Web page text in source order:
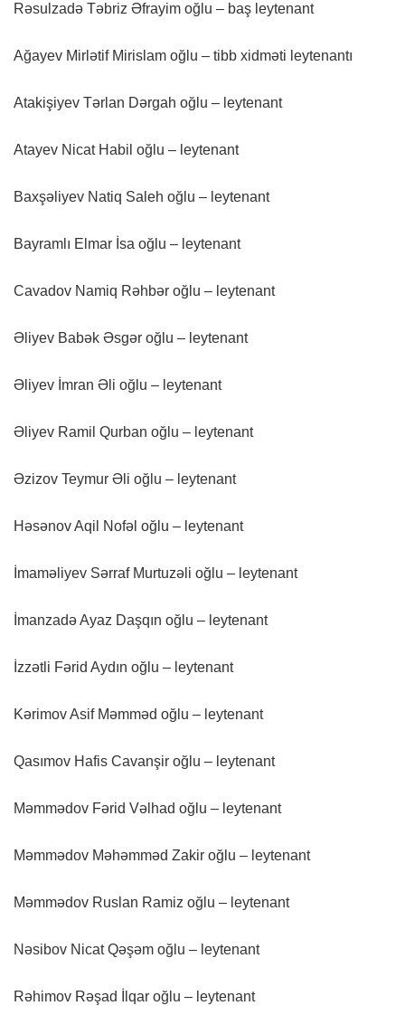
Rəsulzadə Təbriz Əfrayim oğlu – baş leytenant
Ağayev Mirlətif Mirislam oğlu – tibb xidməti leytenantı
Atakişiyev Tərlan Dərgah oğlu – leytenant
Atayev Nicat Habil oğlu – leytenant
Baxşəliyev Natiq Saleh oğlu – leytenant
Bayramlı Elmar İsa oğlu – leytenant
Cavadov Namiq Rəhbər oğlu – leytenant
Əliyev Babək Əsgər oğlu – leytenant
Əliyev İmran Əli oğlu – leytenant
Əliyev Ramil Qurban oğlu – leytenant
Əzizov Teymur Əli oğlu – leytenant
Həsənov Aqil Nofəl oğlu – leytenant
İmaməliyev Sərraf Murtuzəli oğlu – leytenant
İmanzadə Ayaz Daşqın oğlu – leytenant
İzzətli Fərid Aydın oğlu – leytenant
Kərimov Asif Məmməd oğlu – leytenant
Qasımov Hafis Cavanşir oğlu – leytenant
Məmmədov Fərid Vəlhad oğlu – leytenant
Məmmədov Məhəmməd Zakir oğlu – leytenant
Məmmədov Ruslan Ramiz oğlu – leytenant
Nəsibov Nicat Qəşəm oğlu – leytenant
Rəhimov Rəşad İlqar oğlu – leytenant